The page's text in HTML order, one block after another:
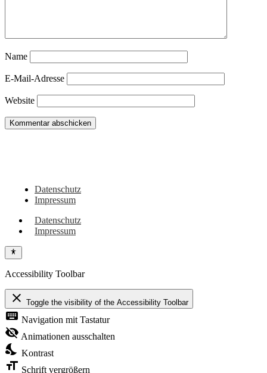
Name
E-Mail-Adresse
Website
Datenschutz
Impressum
Datenschutz
Impressum
Accessibility Toolbar
close Toggle the visibility of the Accessibility Toolbar
keyboard Navigation mit Tastatur
visibility_off Animationen ausschalten
nights_stay Kontrast
format_size Schrift vergrößern